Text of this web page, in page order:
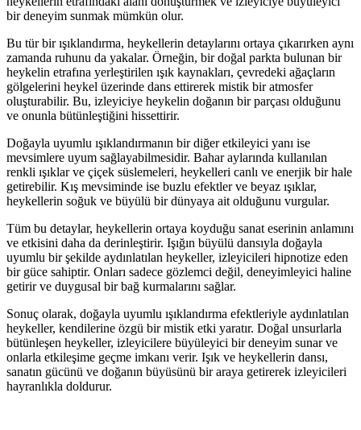
bir deneyim sunmak mümkün olur.
Bu tür bir ışıklandırma, heykellerin detaylarını ortaya çıkarırken aynı
zamanda ruhunu da yakalar. Örneğin, bir doğal parkta bulunan bir
heykelin etrafına yerleştirilen ışık kaynakları, çevredeki ağaçların
gölgelerini heykel üzerinde dans ettirerek mistik bir atmosfer
oluşturabilir. Bu, izleyiciye heykelin doğanın bir parçası olduğunu
ve onunla bütünleştiğini hissettirir.
Doğayla uyumlu ışıklandırmanın bir diğer etkileyici yanı ise
mevsimlere uyum sağlayabilmesidir. Bahar aylarında kullanılan
renkli ışıklar ve çiçek süslemeleri, heykelleri canlı ve enerjik bir hale
getirebilir. Kış mevsiminde ise buzlu efektler ve beyaz ışıklar,
heykellerin soğuk ve büyülü bir dünyaya ait olduğunu vurgular.
Tüm bu detaylar, heykellerin ortaya koyduğu sanat eserinin anlamını
ve etkisini daha da derinleştirir. Işığın büyülü dansıyla doğayla
uyumlu bir şekilde aydınlatılan heykeller, izleyicileri hipnotize eden
bir güce sahiptir. Onları sadece gözlemci değil, deneyimleyici haline
getirir ve duygusal bir bağ kurmalarını sağlar.
Sonuç olarak, doğayla uyumlu ışıklandırma efektleriyle aydınlatılan
heykeller, kendilerine özgü bir mistik etki yaratır. Doğal unsurlarla
bütünleşen heykeller, izleyicilere büyüleyici bir deneyim sunar ve
onlarla etkileşime geçme imkanı verir. Işık ve heykellerin dansı,
sanatın gücünü ve doğanın büyüsünü bir araya getirerek izleyicileri
hayranlıkla doldurur.